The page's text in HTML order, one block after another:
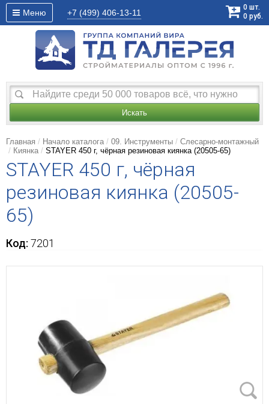
Меню +7 (499) 406-13-11
0 шт.
0 руб.
Искать
Главная Начало каталога 09. Инструменты
Слесарно-монтажный
Киянка
STAYER 450 г, чёрная резиновая киянка (20505-65)
STAYER 450 г, чёрная
резиновая киянка (20505-
65)
Код: 7201